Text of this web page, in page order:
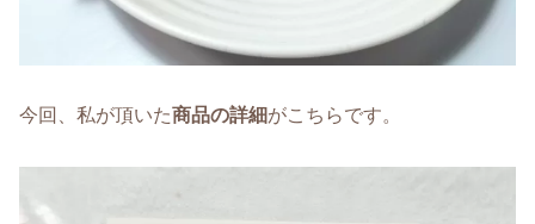
今回、私が頂いた商品の詳細がこちらです。